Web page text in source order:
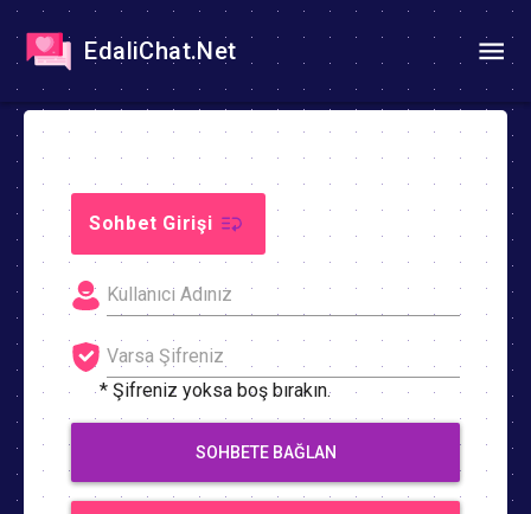
EdaliChat.Net
Sohbet Girişi
* Şifreniz yoksa boş bırakın.
SOHBETE BAĞLAN